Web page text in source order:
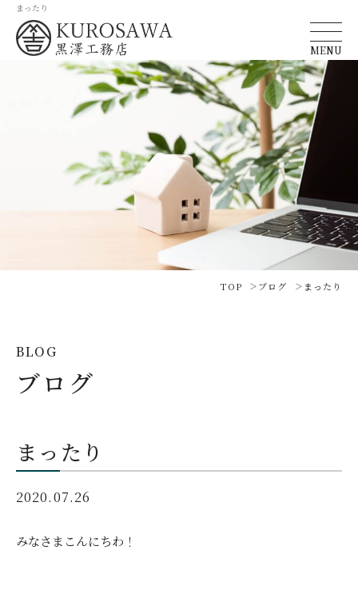
まったり
MENU
TOP ブログ まったり
BLOG
ブログ
まったり
2020.07.26
みなさまこんにちわ！